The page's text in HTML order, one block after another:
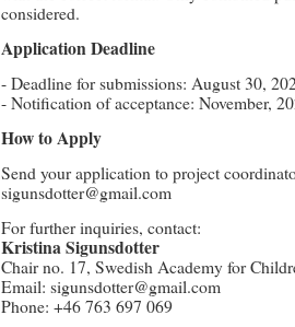
considered.
Application Deadline
- Deadline for submissions: August 30,
- Notification of acceptance: November,
How to Apply
Send your application to project
sigunsdotter@gmail.com
For further inquiries, contact:
Kristina Sigunsdotter
Chair no. 17, Swedish Academy for
Email: sigunsdotter@gmail.com
Phone: +46 763 697 069